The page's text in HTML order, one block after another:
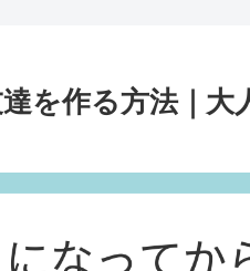
を作る方法｜大